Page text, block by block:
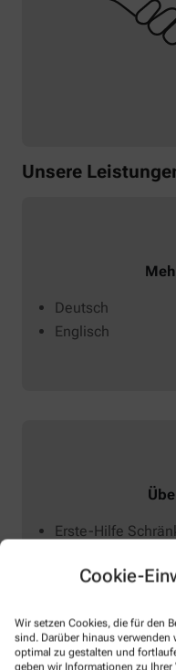
Cookie-
Wir setzen Cookies, die für den
sind. Darüber hinaus verwenden
optimal zu gestalten und
geben wir Informationen zu Ihrer
Unsere
Deutsch
Englisch
Erste-Hilfe
KFZ-Verbands-
Vollständigkeit
Verbandskasten